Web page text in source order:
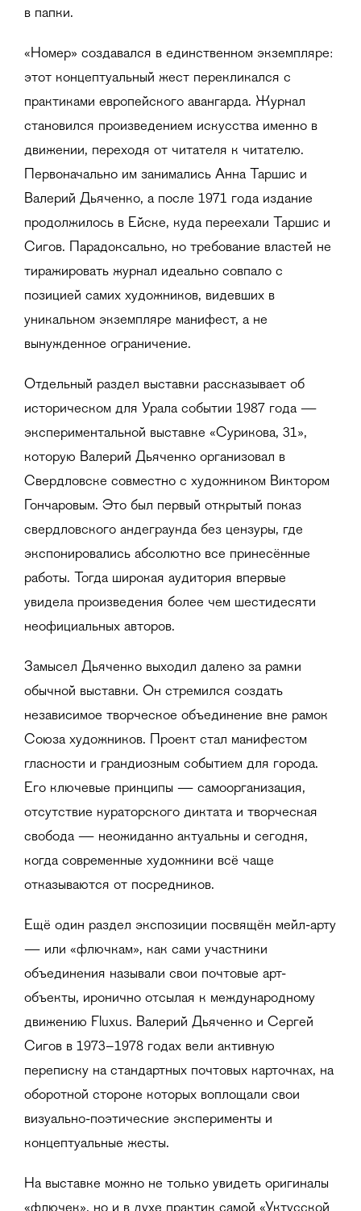
в папки.
«Номер» создавался в единственном экземпляре:
этот концептуальный жест перекликался с
практиками европейского авангарда. Журнал
становился произведением искусства именно в
движении, переходя от читателя к читателю.
Первоначально им занимались Анна Таршис и
Валерий Дьяченко, а после 1971 года издание
продолжилось в Ейске, куда переехали Таршис и
Сигов. Парадоксально, но требование властей не
тиражировать журнал идеально совпало с
позицией самих художников, видевших в
уникальном экземпляре манифест, а не
вынужденное ограничение.
Отдельный раздел выставки рассказывает об
историческом для Урала событии 1987 года —
экспериментальной выставке «Сурикова, 31»,
которую Валерий Дьяченко организовал в
Свердловске совместно с художником Виктором
Гончаровым. Это был первый открытый показ
свердловского андеграунда без цензуры, где
экспонировались абсолютно все принесённые
работы. Тогда широкая аудитория впервые
увидела произведения более чем шестидесяти
неофициальных авторов.
Замысел Дьяченко выходил далеко за рамки
обычной выставки. Он стремился создать
независимое творческое объединение вне рамок
Союза художников. Проект стал манифестом
гласности и грандиозным событием для города.
Его ключевые принципы — самоорганизация,
отсутствие кураторского диктата и творческая
свобода — неожиданно актуальны и сегодня,
когда современные художники всё чаще
отказываются от посредников.
Ещё один раздел экспозиции посвящён мейл-арту
— или «флючкам», как сами участники
объединения называли свои почтовые арт-
объекты, иронично отсылая к международному
движению Fluxus. Валерий Дьяченко и Сергей
Сигов в 1973–1978 годах вели активную
переписку на стандартных почтовых карточках, на
оборотной стороне которых воплощали свои
визуально-поэтические эксперименты и
концептуальные жесты.
На выставке можно не только увидеть оригиналы